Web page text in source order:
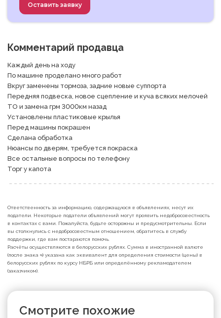
Оставить заявку
Комментарий продавца
Каждый день на ходу
По машине проделано много работ
Вкруг заменены тормоза, задние новые суппорта
Передняя подвеска, новое сцепление и куча всяких мелочей
ТО и замена грм 3000км назад
Установлены пластиковые крылья
Перед машины покрашен
Сделана обработка
Нюансы по дверям, требуется покраска
Все остальные вопросы по телефону
Торг у капота
Ответственность за информацию, содержащуюся в объявлениях, несут их
податели. Некоторые податели объявлений могут проявить недобросовестность
в контактах с вами. Пожалуйста, будьте осторожны и предусмотрительны. Если
вы столкнулись с недобросовестным отношением, обратитесь в службу
поддержки, где вам постараются помочь.
Расчёты осуществляются в белорусских рублях. Сумма в иностранной валюте
(после знака ≈) указана как эквивалент для определения стоимости (цены) в
белорусских рублях по курсу НБРБ или определённому рекламодателем
(заказчиком).
Смотрите похожие